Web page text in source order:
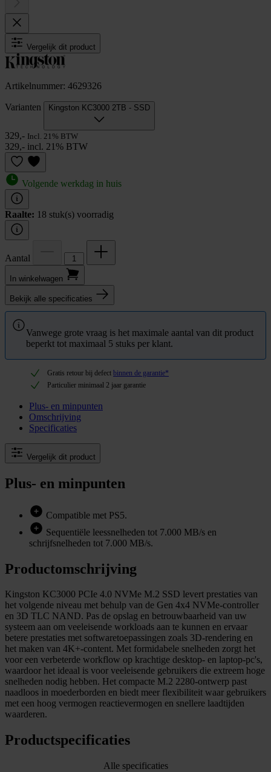
Vergelijk dit product
Artikelnummer: 4629326
Varianten Kingston KC3000 2TB - SSD
329,- Incl. 21% BTW
329,- incl. 21% BTW
Volgende werkdag in huis
Raalte: 18 stuk(s) voorradig
Aantal
In winkel­wagen
Bekijk alle specificaties
Vanwege grote vraag is het maximale aantal van dit product
beperkt tot maximaal 5 stuks per klant.
Gratis retour bij defect binnen de garantie*
Particulier minimaal 2 jaar garantie
Plus- en minpunten
Omschrijving
Specificaties
Vergelijk dit product
Plus- en minpunten
Compatible met PS5.
Sequentiële leessnelheden tot 7.000 MB/s en
schrijfsnelheden tot 7.000 MB/s.
Productomschrijving
Kingston KC3000 PCIe 4.0 NVMe M.2 SSD levert prestaties van
het volgende niveau met behulp van de Gen 4x4 NVMe-controller
en 3D TLC NAND. Pas de opslag en betrouwbaarheid van uw
systeem aan om veeleisende workloads aan te kunnen en ervaar
betere prestaties met softwaretoepassingen zoals 3D-rendering en
het maken van 4K+-content. Met formidabele snelheden zorgt het
voor een verbeterde workflow op krachtige desktop- en laptop-pc's,
waardoor het ideaal is voor veeleisende gebruikers die extreem hoge
snelheden nodig hebben. Het compacte M.2 2280-ontwerp past
naadloos in moederborden en biedt meer flexibiliteit waar gebruikers
met een hoog vermogen reactievermogen en snellere laadtijden
waarderen.
Productspecificaties
Alle specificaties